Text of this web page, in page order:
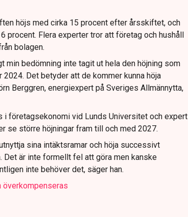
höjs med cirka 15 procent efter årsskiftet, och
procent. Flera experter tror att företag och hushåll
bolagen.
min bedömning inte tagit ut hela den höjning som
Det betyder att de kommer kunna höja
Berggren, energiexpert på Sveriges Allmännytta,
i företagsekonomi vid Lunds Universitet och expert
se större höjningar fram till och med 2027.
sina intäktsramar och höja successivt
är inte formellt fel att göra men kanske
inte behöver det, säger han.
överkompenseras